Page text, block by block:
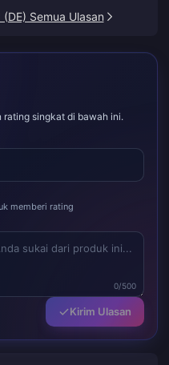
Semua Ulasan
rating singkat di bawah ini.
memberi rating
0/500
Kirim Ulasan